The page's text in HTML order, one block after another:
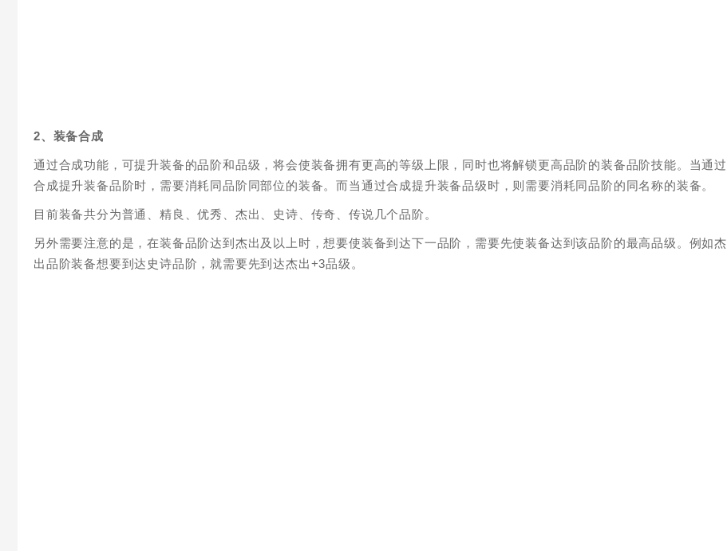
2、装备合成
通过合成功能，可提升装备的品阶和品级，将会使装备拥有更高的等级上限，同时也将解锁更高品阶的装备品阶技能。当通过
合成提升装备品阶时，需要消耗同品阶同部位的装备。而当通过合成提升装备品级时，则需要消耗同品阶的同名称的装备。
目前装备共分为普通、精良、优秀、杰出、史诗、传奇、传说几个品阶。
另外需要注意的是，在装备品阶达到杰出及以上时，想要使装备到达下一品阶，需要先使装备达到该品阶的最高品级。例如杰
出品阶装备想要到达史诗品阶，就需要先到达杰出+3品级。